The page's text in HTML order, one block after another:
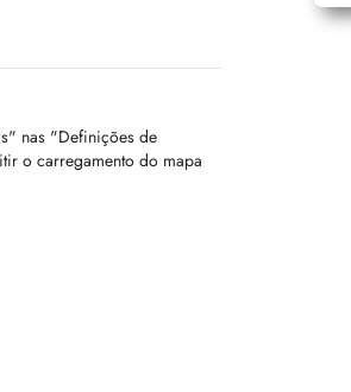
nas "Definições de
o carregamento do mapa